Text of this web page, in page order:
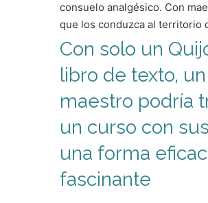
consuelo analgésico. Con
que los conduzca al territorio
Con solo un
libro de texto,
maestro podría
un curso con
una forma
fascinante